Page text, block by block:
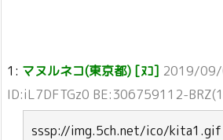
1: マヌルネコ(東京都) [ﾇｺ] 2019/09/
ID:iL7DFTGz0 BE:306759112-
sssp://img.5ch.net/ico/kita1.gif